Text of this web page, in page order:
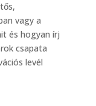
vagy a
és hogyan írj
csapata
levél